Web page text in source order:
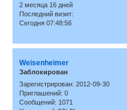
2 месяца 16 дней
Последний визит:
Сегодня 07:48:56
Weisenheimer
Заблокирован
Зарегистрирован: 2012-09-30
Приглашений: 0
Сообщений: 1071